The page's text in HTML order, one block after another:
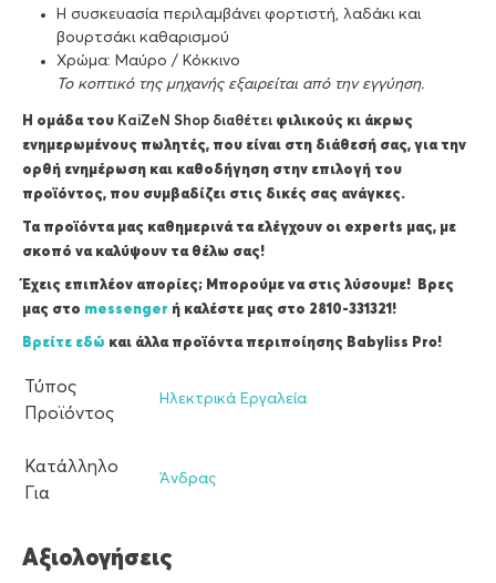
Η συσκευασία περιλαμβάνει φορτιστή, λαδάκι και
βουρτσάκι καθαρισμού
Χρώμα: Μαύρο / Κόκκινο
Το κοπτικό της μηχανής εξαιρείται από την εγγύηση.
Η ομάδα του KaiZeΝ Shop διαθέτει φιλικούς κι άκρως
ενημερωμένους πωλητές, που είναι στη διάθεσή σας, για την
ορθή ενημέρωση και καθοδήγηση στην επιλογή του
προϊόντος, που συμβαδίζει στις δικές σας ανάγκες.
Τα προϊόντα μας καθημερινά τα ελέγχουν οι experts μας, με
σκοπό να καλύψουν τα θέλω σας!
Έχεις επιπλέον απορίες; Μπορούμε να στις λύσουμε! Βρες
μας στο messenger ή καλέστε μας στο 2810-331321!
Βρείτε εδώ και άλλα προϊόντα περιποίησης Babyliss Pro!
Τύπος
Προϊόντος
Ηλεκτρικά Εργαλεία
Κατάλληλο
Για
Άνδρας
Αξιολογήσεις